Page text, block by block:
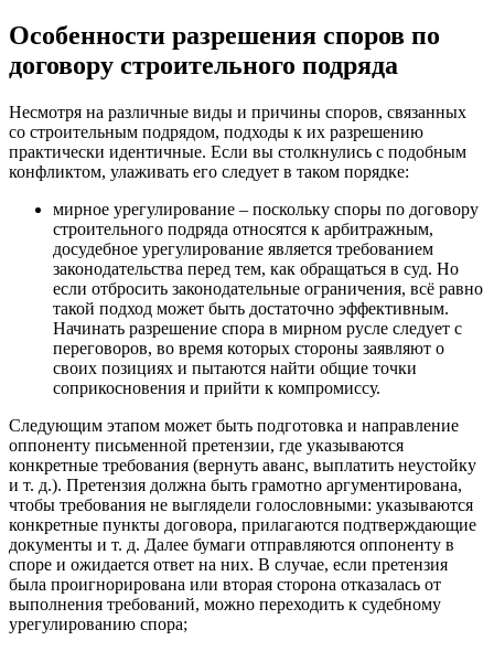
Особенности разрешения споров по
договору строительного подряда
Несмотря на различные виды и причины споров, связанных
со строительным подрядом, подходы к их разрешению
практически идентичные. Если вы столкнулись с подобным
конфликтом, улаживать его следует в таком порядке:
мирное урегулирование – поскольку споры по договору
строительного подряда относятся к арбитражным,
досудебное урегулирование является требованием
законодательства перед тем, как обращаться в суд. Но
если отбросить законодательные ограничения, всё равно
такой подход может быть достаточно эффективным.
Начинать разрешение спора в мирном русле следует с
переговоров, во время которых стороны заявляют о
своих позициях и пытаются найти общие точки
соприкосновения и прийти к компромиссу.
Следующим этапом может быть подготовка и направление
оппоненту письменной претензии, где указываются
конкретные требования (вернуть аванс, выплатить неустойку
и т. д.). Претензия должна быть грамотно аргументирована,
чтобы требования не выглядели голословными: указываются
конкретные пункты договора, прилагаются подтверждающие
документы и т. д. Далее бумаги отправляются оппоненту в
споре и ожидается ответ на них. В случае, если претензия
была проигнорирована или вторая сторона отказалась от
выполнения требований, можно переходить к судебному
урегулированию спора;